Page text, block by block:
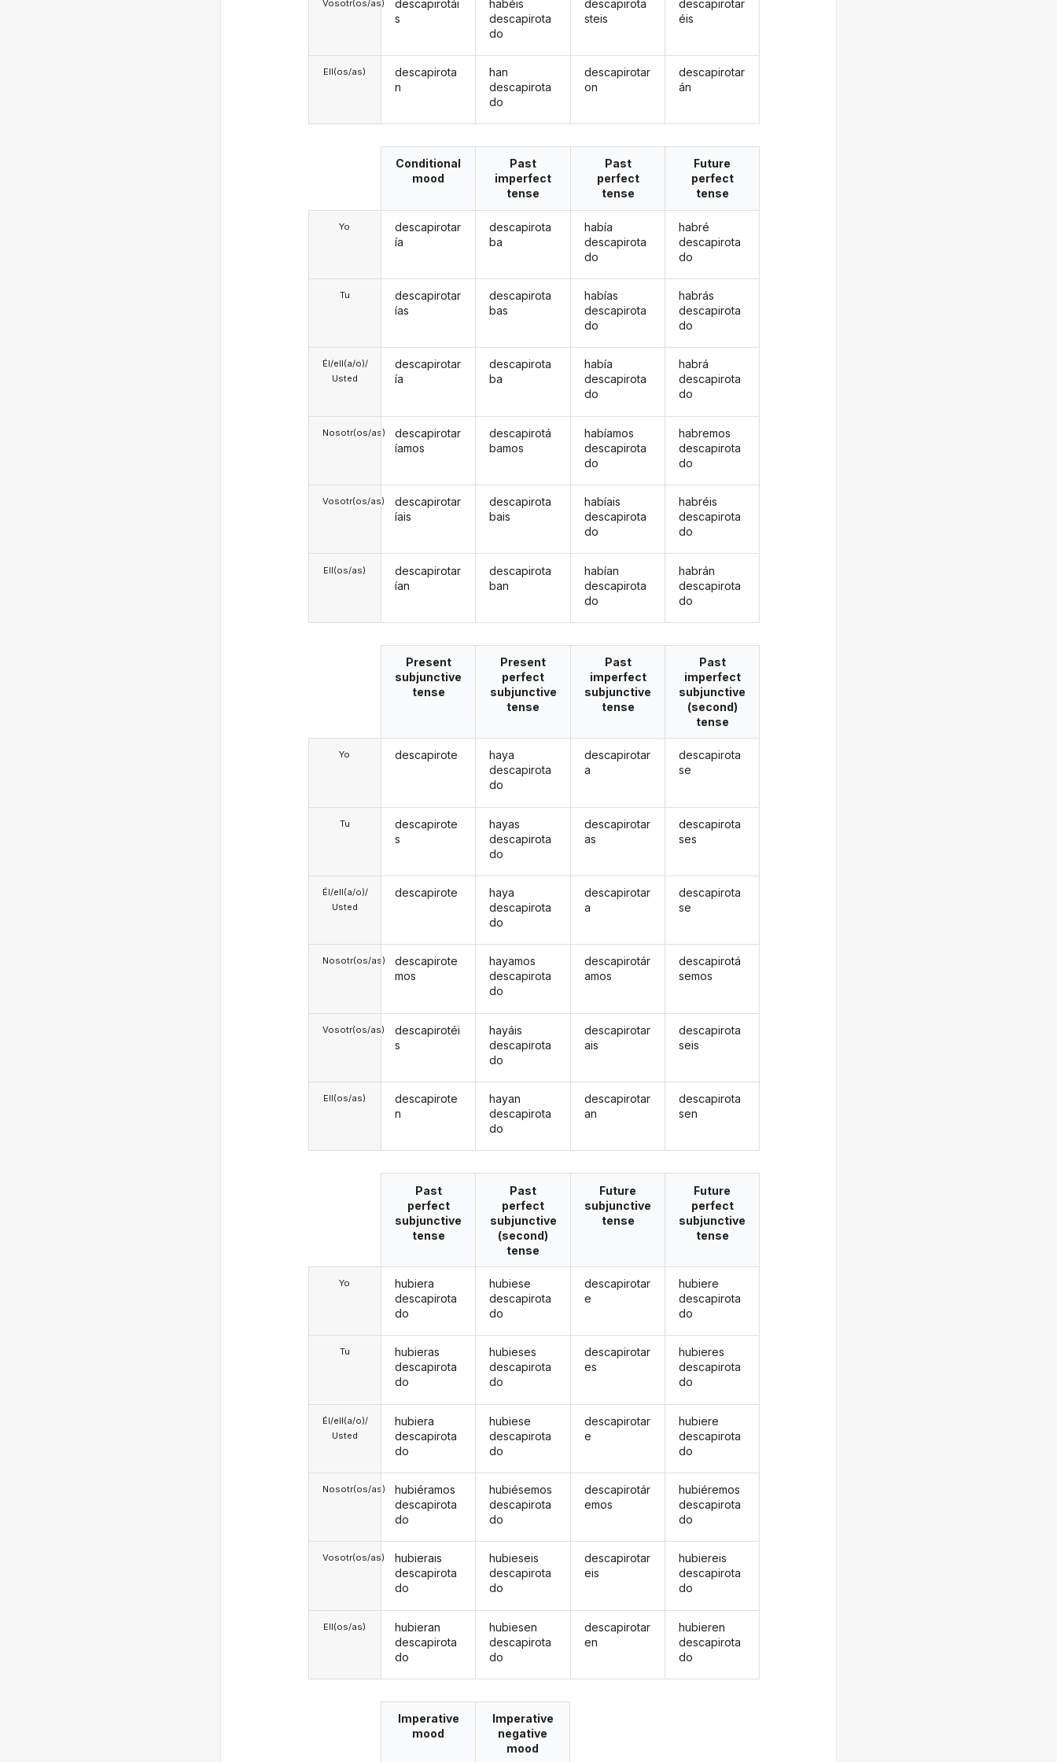
Vosotr(os/as)
Ell(os/as)
descapirotái
s
descapirota
n
habéis
descapirota
do
han
descapirota
do
descapirota
steis
descapirotar
on
descapirotar
éis
descapirotar
án
Yo
Tu
Él/ell(a/o)/
Usted
Nosotr(os/as)
Vosotr(os/as)
Ell(os/as)
Conditional
mood
descapirotar
ía
descapirotar
ías
descapirotar
ía
descapirotar
íamos
descapirotar
íais
descapirotar
ían
Past
imperfect
tense
descapirota
ba
descapirota
bas
descapirota
ba
descapirotá
bamos
descapirota
bais
descapirota
ban
Past
perfect
tense
había
descapirota
do
habías
descapirota
do
había
descapirota
do
habíamos
descapirota
do
habíais
descapirota
do
habían
descapirota
do
Future
perfect
tense
habré
descapirota
do
habrás
descapirota
do
habrá
descapirota
do
habremos
descapirota
do
habréis
descapirota
do
habrán
descapirota
do
Yo
Tu
Él/ell(a/o)/
Usted
Nosotr(os/as)
Vosotr(os/as)
Ell(os/as)
Present
subjunctive
tense
descapirote
descapirote
s
descapirote
descapirote
mos
descapirotéi
s
descapirote
n
Present
perfect
subjunctive
tense
haya
descapirota
do
hayas
descapirota
do
haya
descapirota
do
hayamos
descapirota
do
hayáis
descapirota
do
hayan
descapirota
do
Past
imperfect
subjunctive
tense
descapirotar
a
descapirotar
as
descapirotar
a
descapirotár
amos
descapirotar
ais
descapirotar
an
Past
imperfect
subjunctive
(second)
tense
descapirota
se
descapirota
ses
descapirota
se
descapirotá
semos
descapirota
seis
descapirota
sen
Yo
Tu
Él/ell(a/o)/
Usted
Nosotr(os/as)
Vosotr(os/as)
Ell(os/as)
Past
perfect
subjunctive
tense
hubiera
descapirota
do
hubieras
descapirota
do
hubiera
descapirota
do
hubiéramos
descapirota
do
hubierais
descapirota
do
hubieran
descapirota
do
Past
perfect
subjunctive
(second)
tense
hubiese
descapirota
do
hubieses
descapirota
do
hubiese
descapirota
do
hubiésemos
descapirota
do
hubieseis
descapirota
do
hubiesen
descapirota
do
Future
subjunctive
tense
descapirotar
e
descapirotar
es
descapirotar
e
descapirotár
emos
descapirotar
eis
descapirotar
en
Future
perfect
subjunctive
tense
hubiere
descapirota
do
hubieres
descapirota
do
hubiere
descapirota
do
hubiéremos
descapirota
do
hubiereis
descapirota
do
hubieren
descapirota
do
Imperative
mood
Imperative
negative
mood